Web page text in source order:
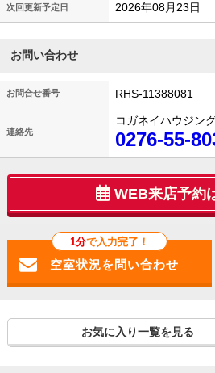
次回更新予定日 2026年08月23日
お問い合わせ
お問合せ番号 RHS-11388081
連絡先
コガネイハウジン
0276-55-
WEB来店予約
1分で入力完了！
お気に入り一覧を見る